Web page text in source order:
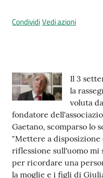
appuntamenti
l
e
r
a
M
e
t
e
CondividiVedi azioni
Contenuto
Il 3
la
voluta
fondatore
Gaetano, scomparso lo
"Mettere a
riflessione sull'uomo mi
per ricordare una
la moglie e i figli di